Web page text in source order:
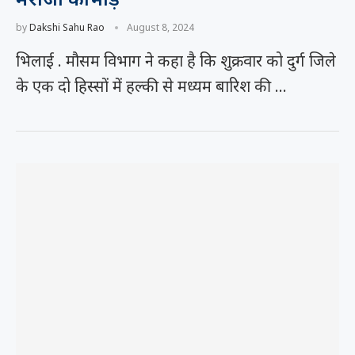
byDakshi Sahu Rao August 8, 2024
भिलाई . मौसम विभाग ने कहा है कि शुक्रवार को दुर्ग जिले
के एक दो हिस्सों में हल्की से मध्यम बारिश की …